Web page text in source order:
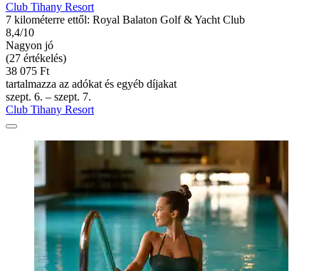
Club Tihany Resort
7 kilométerre ettől: Royal Balaton Golf & Yacht Club
8,4/10
Nagyon jó
(27 értékelés)
38 075 Ft
tartalmazza az adókat és egyéb díjakat
szept. 6. – szept. 7.
Club Tihany Resort